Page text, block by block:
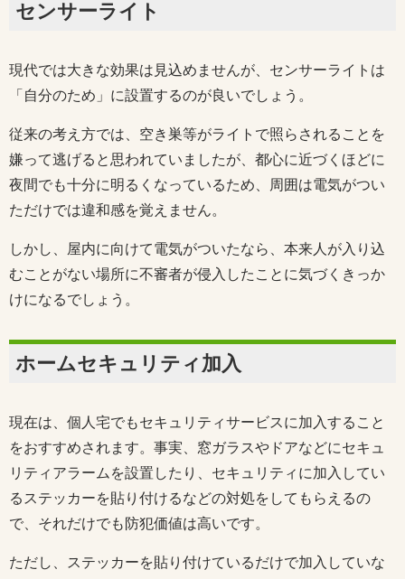
センサーライト
現代では大きな効果は見込めませんが、センサーライトは
「自分のため」に設置するのが良いでしょう。
従来の考え方では、空き巣等がライトで照らされることを
嫌って逃げると思われていましたが、都心に近づくほどに
夜間でも十分に明るくなっているため、周囲は電気がつい
ただけでは違和感を覚えません。
しかし、屋内に向けて電気がついたなら、本来人が入り込
むことがない場所に不審者が侵入したことに気づくきっか
けになるでしょう。
ホームセキュリティ加入
現在は、個人宅でもセキュリティサービスに加入すること
をおすすめされます。事実、窓ガラスやドアなどにセキュ
リティアラームを設置したり、セキュリティに加入してい
るステッカーを貼り付けるなどの対処をしてもらえるの
で、それだけでも防犯価値は高いです。
ただし、ステッカーを貼り付けているだけで加入していな